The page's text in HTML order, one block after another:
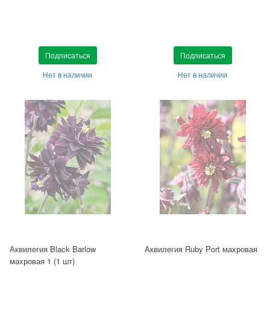
Подписаться
Нет в наличии
Подписаться
Нет в наличии
Аквилегия Black Barlow
махровая 1 (1 шт)
Аквилегия Ruby Port махровая